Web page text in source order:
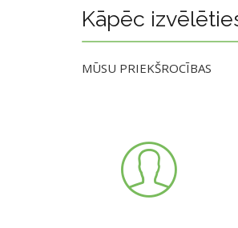
Kāpēc
MŪSU PRIEKŠROCĪBAS